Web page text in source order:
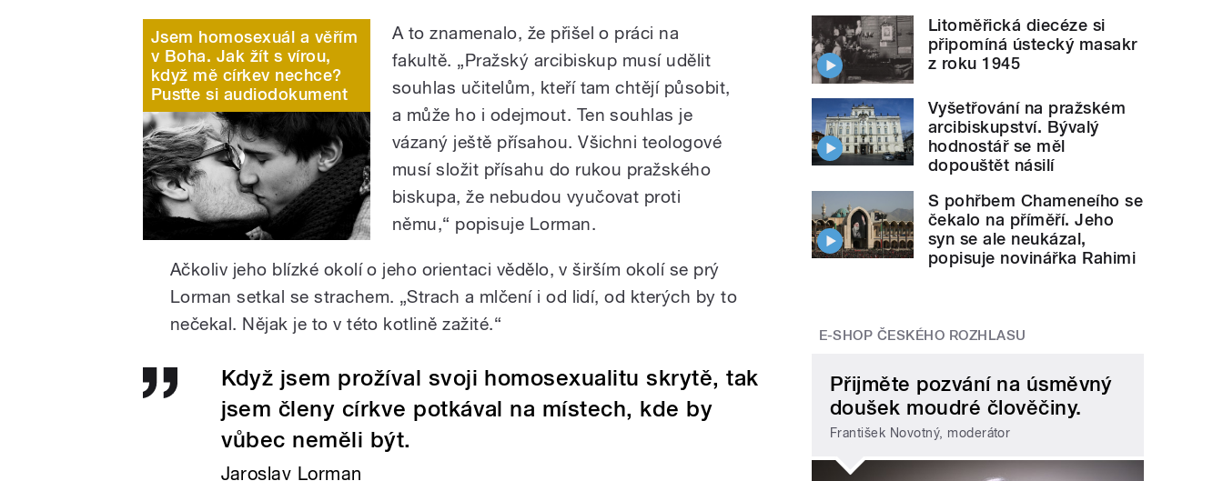
Jsem homosexuál a věřím
v Boha. Jak žít s vírou,
když mě církev nechce?
Pusťte si audiodokument
A to znamenalo, že přišel o práci na
fakultě. „Pražský arcibiskup musí udělit
souhlas učitelům, kteří tam chtějí působit,
a může ho i odejmout. Ten souhlas je
vázaný ještě přísahou. Všichni teologové
musí složit přísahu do rukou pražského
biskupa, že nebudou vyučovat proti
němu,“ popisuje Lorman.
Ačkoliv jeho blízké okolí o jeho orientaci vědělo, v širším okolí se prý
Lorman setkal se strachem. „Strach a mlčení i od lidí, od kterých by to
nečekal. Nějak je to v této kotlině zažité.“
Když jsem prožíval svoji homosexualitu skrytě, tak
jsem členy církve potkával na místech, kde by
vůbec neměli být.
Jaroslav Lorman
Litoměřická diecéze si
připomíná ústecký masakr
z roku 1945
Vyšetřování na pražském
arcibiskupství. Bývalý
hodnostář se měl
dopouštět násilí
S pohřbem Chameneího se
čekalo na příměří. Jeho
syn se ale neukázal,
popisuje novinářka Rahimi
E-SHOP ČESKÉHO ROZHLASU
Přijměte pozvání na úsměvný
doušek moudré člověčiny.
František Novotný, moderátor